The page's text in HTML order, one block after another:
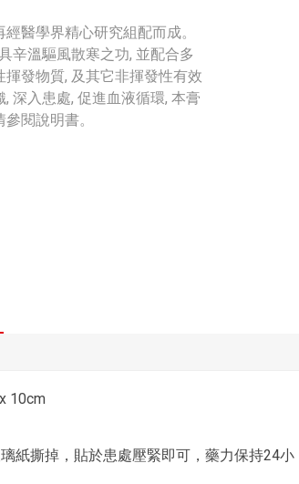
醫學界精心研究組配而成。
辛溫驅風散寒之功, 並配合多
發物質, 及其它非揮發性有效
深入患處, 促進血液循環, 本膏
閱說明書。
10cm
紙撕掉，貼於患處壓緊即可，藥力保持24小